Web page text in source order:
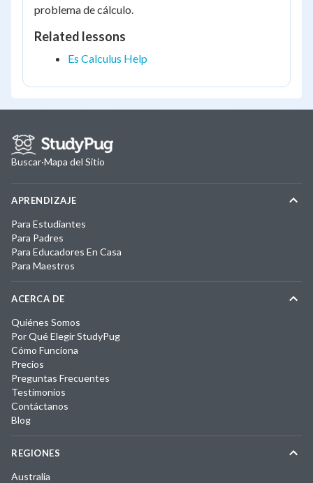
problema de cálculo.
Related lessons
Es Calculus Help
Buscar·Mapa del Sitio
APRENDIZAJE
Para Estudiantes
Para Padres
Para Educadores En Casa
Para Maestros
ACERCA DE
Quiénes Somos
Por Qué Elegir StudyPug
Cómo Funciona
Precios
Preguntas Frecuentes
Testimonios
Contáctanos
Blog
REGIONES
Australia